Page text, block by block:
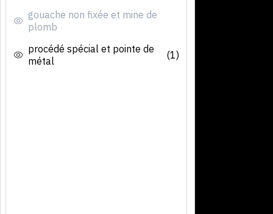
gouache non fixée et mine de
plomb
procédé spécial et pointe de
métal
(1)